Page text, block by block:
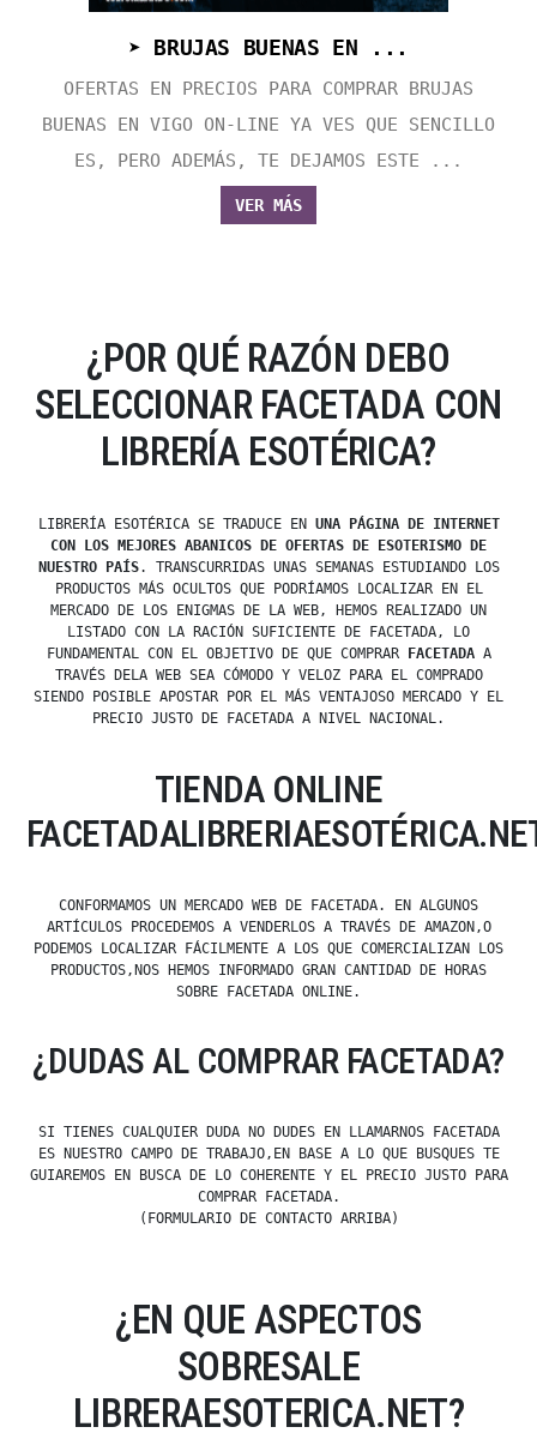
➤ BRUJAS BUENAS EN ...
OFERTAS EN PRECIOS PARA COMPRAR BRUJAS
BUENAS EN VIGO ON-LINE YA VES QUE SENCILLO
ES, PERO ADEMÁS, TE DEJAMOS ESTE ...
VER MÁS
¿POR QUÉ RAZÓN DEBO
SELECCIONAR FACETADA CON
LIBRERÍA ESOTÉRICA?
LIBRERÍA ESOTÉRICA SE TRADUCE EN UNA PÁGINA DE INTERNET
CON LOS MEJORES ABANICOS DE OFERTAS DE ESOTERISMO DE
NUESTRO PAÍS. TRANSCURRIDAS UNAS SEMANAS ESTUDIANDO LOS
PRODUCTOS MÁS OCULTOS QUE PODRÍAMOS LOCALIZAR EN EL
MERCADO DE LOS ENIGMAS DE LA WEB, HEMOS REALIZADO UN
LISTADO CON LA RACIÓN SUFICIENTE DE FACETADA, LO
FUNDAMENTAL CON EL OBJETIVO DE QUE COMPRAR
FACETADAA
TRAVÉS DELA WEB SEA CÓMODO Y VELOZ PARA EL COMPRADO
SIENDO POSIBLE APOSTAR POR EL MÁS VENTAJOSO MERCADO Y EL
PRECIO JUSTO DE FACETADA A NIVEL NACIONAL.
TIENDA ONLINE
CONFORMAMOS UN MERCADO WEB DE FACETADA. EN ALGUNOS
ARTÍCULOS PROCEDEMOS A VENDERLOS A TRAVÉS DE AMAZON,O
PODEMOS LOCALIZAR FÁCILMENTE A LOS QUE COMERCIALIZAN LOS
PRODUCTOS,NOS HEMOS INFORMADO GRAN CANTIDAD DE HORAS
SOBRE FACETADA ONLINE.
¿DUDAS AL COMPRAR FACETADA?
SI TIENES CUALQUIER DUDA NO DUDES EN LLAMARNOS FACETADA
ES NUESTRO CAMPO DE TRABAJO,EN BASE A LO QUE BUSQUES TE
GUIAREMOS EN BUSCA DE LO COHERENTE Y EL PRECIO JUSTO PARA
COMPRAR FACETADA.
(FORMULARIO DE CONTACTO ARRIBA)
¿EN QUE ASPECTOS
SOBRESALE
LIBRERAESOTERICA.NET?